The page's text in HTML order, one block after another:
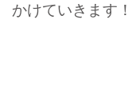
かけていきます！